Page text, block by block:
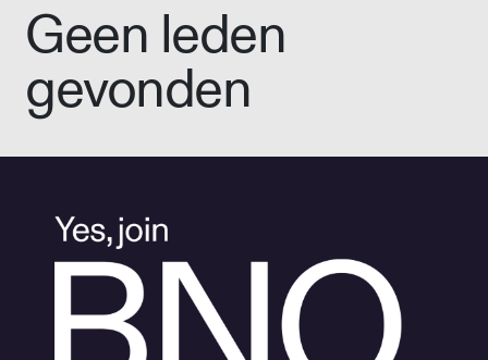
Geen leden
gevonden